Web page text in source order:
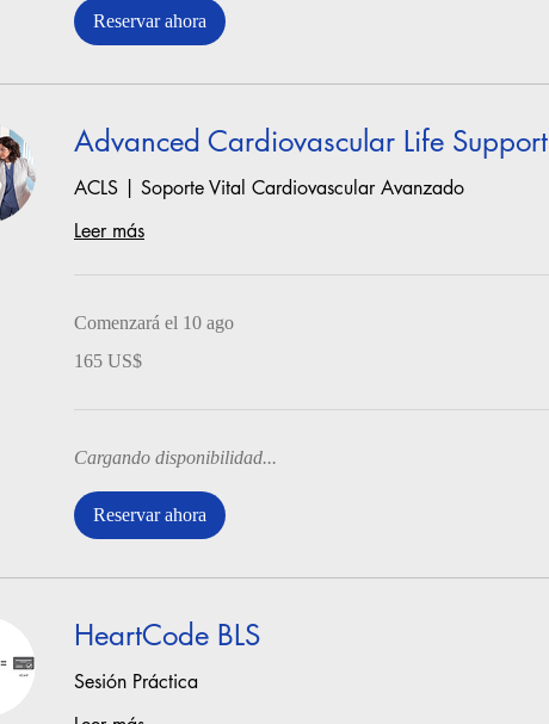
Reservar ahora
Advanced Cardiovascular Life Support
ACLS | Soporte Vital Cardiovascular Avanzado
Leer más
Comenzará el 10 ago
dólares
165 US$
Cargando disponibilidad...
Reservar ahora
HeartCode BLS
Sesión Práctica